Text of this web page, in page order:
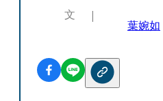
文
葉婉如